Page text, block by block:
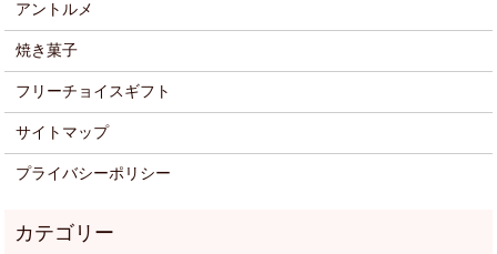
アントルメ
焼き菓子
フリーチョイスギフト
サイトマップ
プライバシーポリシー